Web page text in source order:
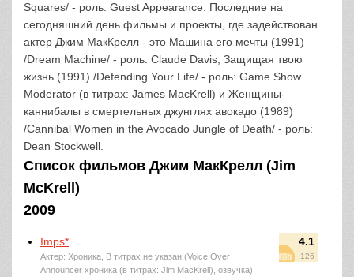
Squares/ - роль: Guest Appearance. Последние на
сегодняшний день фильмы и проекты, где задействован
актер Джим МакКрелл - это Машина его мечты (1991)
/Dream Machine/ - роль: Claude Davis, Защищая твою
жизнь (1991) /Defending Your Life/ - роль: Game Show
Moderator (в титрах: James MacKrell) и Женщины-
каннибалы в смертельных джунглях авокадо (1989)
/Cannibal Women in the Avocado Jungle of Death/ - роль:
Dean Stockwell.
Список фильмов Джим МакКрелл (Jim
McKrell)
2009
4.1
126
Imps*
Актер: Хроника, В титрах не указан (Voice Over
Announcer хроника (в титрах: Jim MacKrell), озвучка)